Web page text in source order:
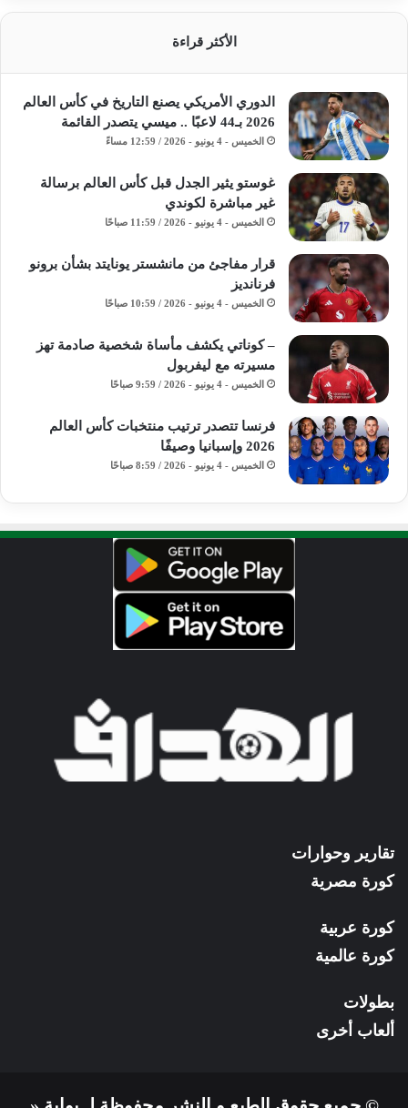
الأكثر قراءة
الدوري الأمريكي يصنع التاريخ في كأس العالم
2026 بـ44 لاعبًا .. ميسي يتصدر القائمة
الخميس - 4 يونيو - 2026 / 12:59 مساءً
غوستو يثير الجدل قبل كأس العالم برسالة
غير مباشرة لكوندي
الخميس - 4 يونيو - 2026 / 11:59 صباحًا
قرار مفاجئ من مانشستر يونايتد بشأن برونو
فرنانديز
الخميس - 4 يونيو - 2026 / 10:59 صباحًا
– كوناتي يكشف مأساة شخصية صادمة تهز
مسيرته مع ليفربول
الخميس - 4 يونيو - 2026 / 9:59 صباحًا
فرنسا تتصدر ترتيب منتخبات كأس العالم
2026 وإسبانيا وصيفًا
الخميس - 4 يونيو - 2026 / 8:59 صباحًا
تقارير وحوارات
كورة مصرية
كورة عربية
كورة عالمية
بطولات
ألعاب أخرى